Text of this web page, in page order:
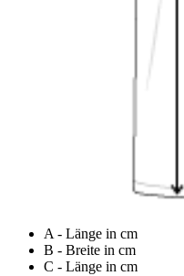
A - Länge in cm
B - Breite in cm
C - Länge in cm